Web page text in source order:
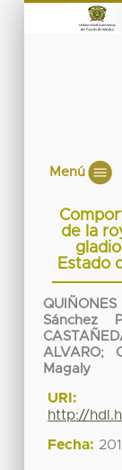
Menú
de la
Estado
Sánchez
ALVARO;
Magaly
URI:
http://
Fecha: